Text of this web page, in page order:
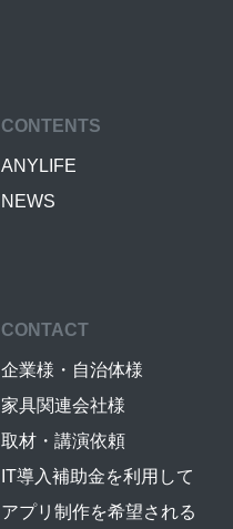
CONTENTS
ANYLIFE
NEWS
CONTACT
企業様・自治体様
家具関連会社様
取材・講演依頼
IT導入補助金を利用して
アプリ制作を希望される